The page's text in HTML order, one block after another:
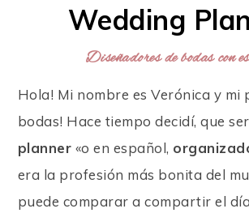
Wedding
Diseñadores de bodas con
Hola! Mi nombre es Verónica y mi
bodas! Hace tiempo decidí, que
planner «o en español,
era la profesión más bonita del
puede comparar a compartir el